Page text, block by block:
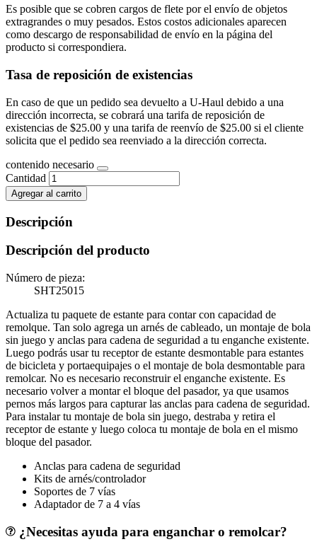
Es posible que se cobren cargos de flete por el envío de objetos
extragrandes o muy pesados. Estos costos adicionales aparecen
como descargo de responsabilidad de envío en la página del
producto si correspondiera.
Tasa de reposición de existencias
En caso de que un pedido sea devuelto a U-Haul debido a una
dirección incorrecta, se cobrará una tarifa de reposición de
existencias de $25.00 y una tarifa de reenvío de $25.00 si el cliente
solicita que el pedido sea reenviado a la dirección correcta.
contenido necesario
Cantidad
Agregar al carrito
Descripción
Descripción del producto
Número de pieza:
SHT25015
Actualiza tu paquete de estante para contar con capacidad de
remolque. Tan solo agrega un arnés de cableado, un montaje de bola
sin juego y anclas para cadena de seguridad a tu enganche existente.
Luego podrás usar tu receptor de estante desmontable para estantes
de bicicleta y portaequipajes o el montaje de bola desmontable para
remolcar. No es necesario reconstruir el enganche existente. Es
necesario volver a montar el bloque del pasador, ya que usamos
pernos más largos para capturar las anclas para cadena de seguridad.
Para instalar tu montaje de bola sin juego, destraba y retira el
receptor de estante y luego coloca tu montaje de bola en el mismo
bloque del pasador.
Anclas para cadena de seguridad
Kits de arnés/controlador
Soportes de 7 vías
Adaptador de 7 a 4 vías
¿Necesitas ayuda para enganchar o remolcar?